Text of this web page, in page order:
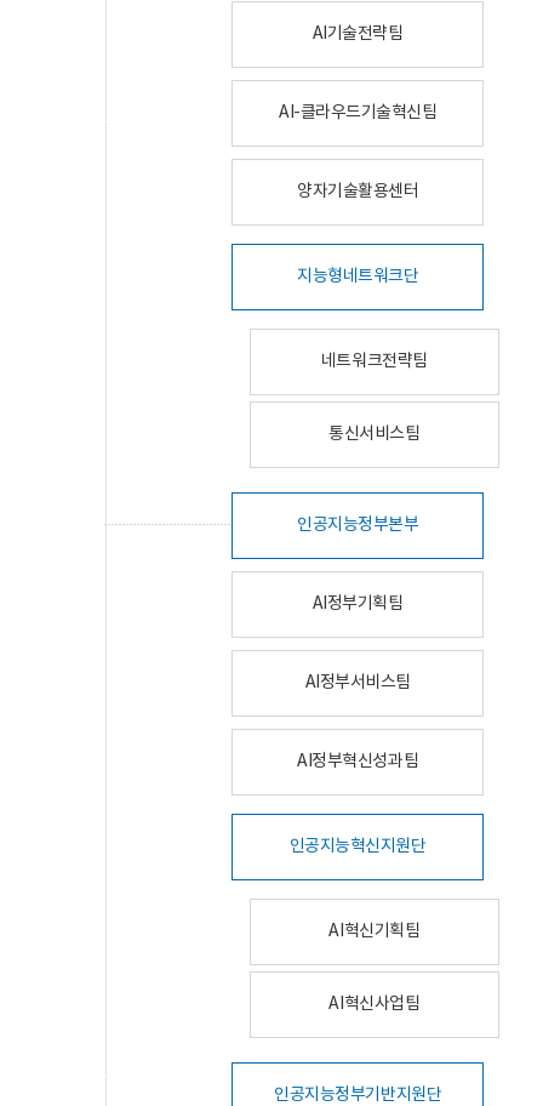
AI기술전략팀
AI-클라우드기술혁신팀
양자기술활용센터
지능형네트워크단
네트워크전략팀
통신서비스팀
인공지능정부본부
AI정부기획팀
AI정부서비스팀
AI정부혁신성과팀
인공지능혁신지원단
AI혁신기획팀
AI혁신사업팀
인공지능정부기반지원단